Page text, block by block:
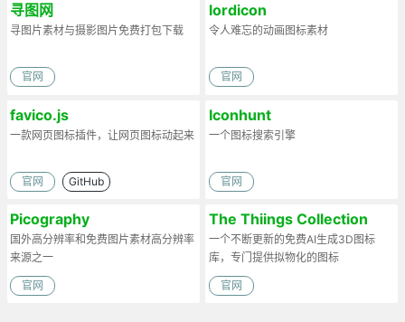
寻图网
寻图片素材与摄影图片免费打包下载
官网
lordicon
令人难忘的动画图标素材
官网
favico.js
一款网页图标插件，让网页图标动起来
官网 GitHub
Iconhunt
一个图标搜索引擎
官网
Picography
国外高分辨率和免费图片素材高分辨率
来源之一
官网
The Thiings Collection
一个不断更新的免费AI生成3D图标
库，专门提供拟物化的图标
官网